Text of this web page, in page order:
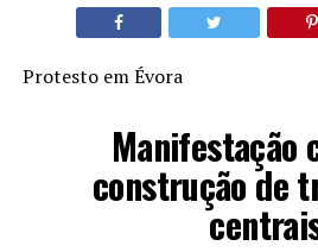
Protesto em Évora
Manifestação
construção de